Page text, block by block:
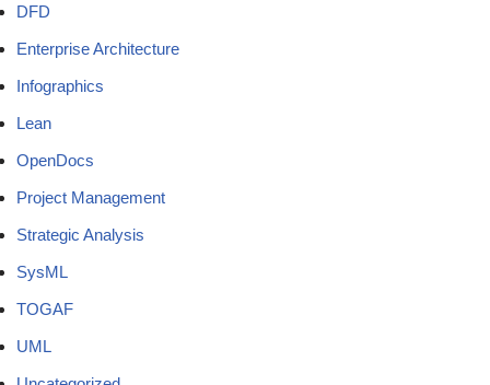
DFD
Enterprise Architecture
Infographics
Lean
OpenDocs
Project Management
Strategic Analysis
SysML
TOGAF
UML